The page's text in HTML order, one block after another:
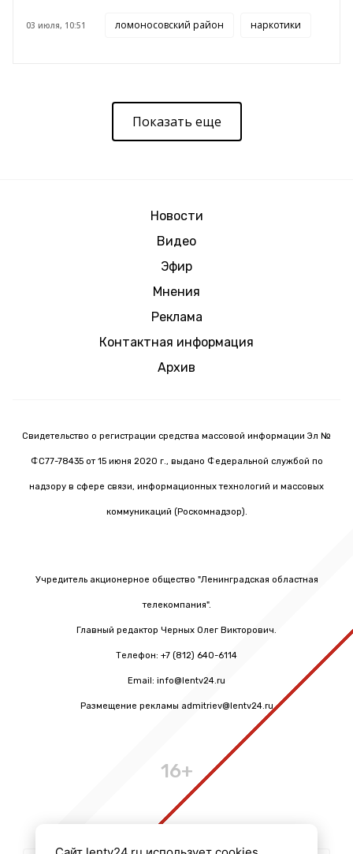
03 июля, 10:51 ломоносовский район наркотики
Показать еще
Новости
Видео
Эфир
Мнения
Реклама
Контактная информация
Архив
Свидетельство о регистрации средства массовой информации Эл №
ФС77-78435 от 15 июня 2020 г., выдано Федеральной службой по
надзору в сфере связи, информационных технологий и массовых
коммуникаций (Роскомнадзор).
Учредитель акционерное общество "Ленинградская областная
телекомпания".
Главный редактор Черных Олег Викторович.
Телефон: +7 (812) 640-6114
Email: info@lentv24.ru
Размещение рекламы admitriev@lentv24.ru
16+